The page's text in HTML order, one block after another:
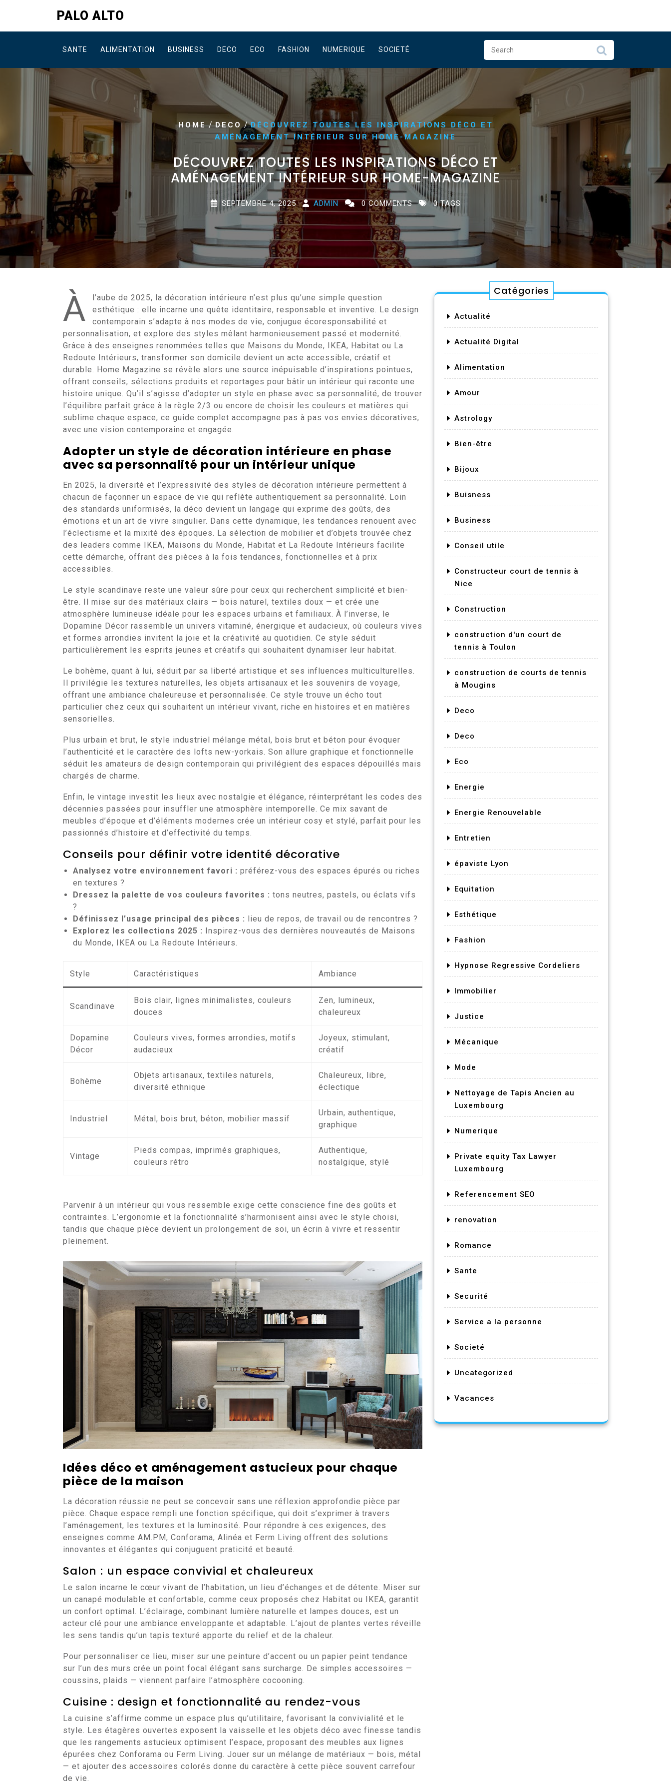
content
PALO ALTO
SANTE ALIMENTATION BUSINESS DECO ECO FASHION NUMERIQUE SOCIETÉ
HOME/DECO /DÉCOUVREZ TOUTES LES INSPIRATIONS DÉCO ET
AMÉNAGEMENT INTÉRIEUR SUR HOME-MAGAZINE
DÉCOUVREZ TOUTES LES INSPIRATIONS DÉCO ET
AMÉNAGEMENT INTÉRIEUR SUR HOME-MAGAZINE
SEPTEMBRE 4, 2025 ADMIN 0 COMMENTS 0 TAGS
À
l’aube de 2025, la décoration intérieure n’est plus qu’une simple question
esthétique : elle incarne une quête identitaire, responsable et inventive. Le design
contemporain s’adapte à nos modes de vie, conjugue écoresponsabilité et
personnalisation, et explore des styles mêlant harmonieusement passé et modernité.
Grâce à des enseignes renommées telles que Maisons du Monde, IKEA, Habitat ou La
Redoute Intérieurs, transformer son domicile devient un acte accessible, créatif et
durable. Home Magazine se révèle alors une source inépuisable d’inspirations pointues,
offrant conseils, sélections produits et reportages pour bâtir un intérieur qui raconte une
histoire unique. Qu’il s’agisse d’adopter un style en phase avec sa personnalité, de trouver
l’équilibre parfait grâce à la règle 2/3 ou encore de choisir les couleurs et matières qui
sublime chaque espace, ce guide complet accompagne pas à pas vos envies décoratives,
avec une vision contemporaine et engagée.
Adopter un style de décoration intérieure en phase
avec sa personnalité pour un intérieur unique
En 2025, la diversité et l’expressivité des styles de décoration intérieure permettent à
chacun de façonner un espace de vie qui reflète authentiquement sa personnalité. Loin
des standards uniformisés, la déco devient un langage qui exprime des goûts, des
émotions et un art de vivre singulier. Dans cette dynamique, les tendances renouent avec
l’éclectisme et la mixité des époques. La sélection de mobilier et d’objets trouvée chez
des leaders comme IKEA, Maisons du Monde, Habitat et La Redoute Intérieurs facilite
cette démarche, offrant des pièces à la fois tendances, fonctionnelles et à prix
accessibles.
Le style scandinave reste une valeur sûre pour ceux qui recherchent simplicité et bien-
être. Il mise sur des matériaux clairs — bois naturel, textiles doux — et crée une
atmosphère lumineuse idéale pour les espaces urbains et familiaux. À l’inverse, le
Dopamine Décor rassemble un univers vitaminé, énergique et audacieux, où couleurs vives
et formes arrondies invitent la joie et la créativité au quotidien. Ce style séduit
particulièrement les esprits jeunes et créatifs qui souhaitent dynamiser leur habitat.
Le bohème, quant à lui, séduit par sa liberté artistique et ses influences multiculturelles.
Il privilégie les textures naturelles, les objets artisanaux et les souvenirs de voyage,
offrant une ambiance chaleureuse et personnalisée. Ce style trouve un écho tout
particulier chez ceux qui souhaitent un intérieur vivant, riche en histoires et en matières
sensorielles.
Plus urbain et brut, le style industriel mélange métal, bois brut et béton pour évoquer
l’authenticité et le caractère des lofts new-yorkais. Son allure graphique et fonctionnelle
séduit les amateurs de design contemporain qui privilégient des espaces dépouillés mais
chargés de charme.
Enfin, le vintage investit les lieux avec nostalgie et élégance, réinterprétant les codes des
décennies passées pour insuffler une atmosphère intemporelle. Ce mix savant de
meubles d’époque et d’éléments modernes crée un intérieur cosy et stylé, parfait pour les
passionnés d’histoire et d’effectivité du temps.
Conseils pour définir votre identité décorative
Analysez votre environnement favori : préférez-vous des espaces épurés ou riches
en textures ?
Dressez la palette de vos couleurs favorites : tons neutres, pastels, ou éclats vifs
?
Définissez l’usage principal des pièces : lieu de repos, de travail ou de rencontres ?
Explorez les collections 2025 : Inspirez-vous des dernières nouveautés de Maisons
du Monde, IKEA ou La Redoute Intérieurs.
Style Caractéristiques Ambiance
Scandinave
Bois clair, lignes minimalistes, couleurs
douces
Zen, lumineux,
chaleureux
Dopamine
Décor
Couleurs vives, formes arrondies, motifs
audacieux
Joyeux, stimulant,
créatif
Bohème
Objets artisanaux, textiles naturels,
diversité ethnique
Chaleureux, libre,
éclectique
Industriel Métal, bois brut, béton, mobilier massif
Urbain, authentique,
graphique
Vintage
Pieds compas, imprimés graphiques,
couleurs rétro
Authentique,
nostalgique, stylé
Parvenir à un intérieur qui vous ressemble exige cette conscience fine des goûts et
contraintes. L’ergonomie et la fonctionnalité s’harmonisent ainsi avec le style choisi,
tandis que chaque pièce devient un prolongement de soi, un écrin à vivre et ressentir
pleinement.
Idées déco et aménagement astucieux pour chaque
pièce de la maison
La décoration réussie ne peut se concevoir sans une réflexion approfondie pièce par
pièce. Chaque espace rempli une fonction spécifique, qui doit s’exprimer à travers
l’aménagement, les textures et la luminosité. Pour répondre à ces exigences, des
enseignes comme AM.PM, Conforama, Alinéa et Ferm Living offrent des solutions
innovantes et élégantes qui conjuguent praticité et beauté.
Salon : un espace convivial et chaleureux
Le salon incarne le cœur vivant de l’habitation, un lieu d’échanges et de détente. Miser sur
un canapé modulable et confortable, comme ceux proposés chez Habitat ou IKEA, garantit
un confort optimal. L’éclairage, combinant lumière naturelle et lampes douces, est un
acteur clé pour une ambiance enveloppante et adaptable. L’ajout de plantes vertes réveille
les sens tandis qu’un tapis texturé apporte du relief et de la chaleur.
Pour personnaliser ce lieu, miser sur une peinture d’accent ou un papier peint tendance
sur l’un des murs crée un point focal élégant sans surcharge. De simples accessoires —
coussins, plaids — viennent parfaire l’atmosphère cocooning.
Cuisine : design et fonctionnalité au rendez-vous
La cuisine s’affirme comme un espace plus qu’utilitaire, favorisant la convivialité et le
style. Les étagères ouvertes exposent la vaisselle et les objets déco avec finesse tandis
que les rangements astucieux optimisent l’espace, proposant des meubles aux lignes
épurées chez Conforama ou Ferm Living. Jouer sur un mélange de matériaux — bois, métal
— et ajouter des accessoires colorés donne du caractère à cette pièce souvent carrefour
de vie.
Catégories
Actualité
Actualité Digital
Alimentation
Amour
Astrology
Bien-être
Bijoux
Buisness
Business
Conseil utile
Constructeur court de tennis à
Nice
Construction
construction d'un court de
tennis à Toulon
construction de courts de tennis
à Mougins
Deco
Deco
Eco
Energie
Energie Renouvelable
Entretien
épaviste Lyon
Equitation
Esthétique
Fashion
Hypnose Regressive Cordeliers
Immobilier
Justice
Mécanique
Mode
Nettoyage de Tapis Ancien au
Luxembourg
Numerique
Private equity Tax Lawyer
Luxembourg
Referencement SEO
renovation
Romance
Sante
Securité
Service a la personne
Societé
Uncategorized
Vacances